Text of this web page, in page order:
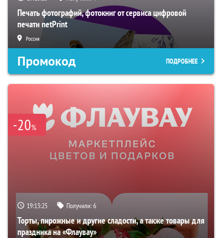
Печать фотографий, фотокниг от сервиса цифровой
печати netPrint
Россия
Промокод ПОДРОБНЕЕ
-20%
19:13:24 Получили:6
Торты, пирожные и другие сладости, а также товары для
праздника на «Флаувау»